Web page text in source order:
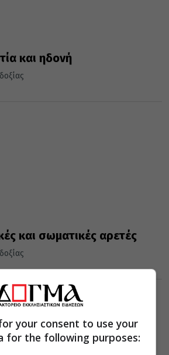
και ηδονή
και σωματικές αρετές
your consent to use your
for the following purposes: